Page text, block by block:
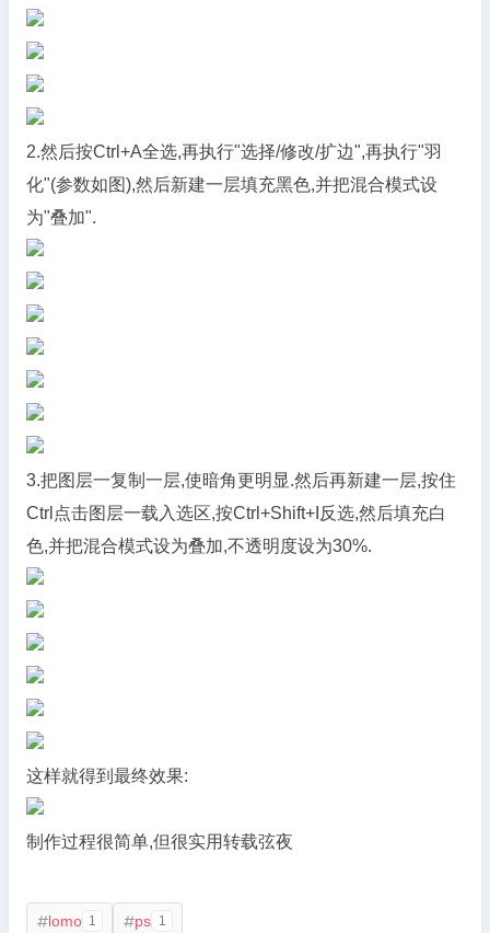
2.然后按Ctrl+A全选,再执行"选择/修改/扩边",再执行"羽
化"(参数如图),然后新建一层填充黑色,并把混合模式设
为"叠加".
3.把图层一复制一层,使暗角更明显.然后再新建一层,按住
Ctrl点击图层一载入选区,按Ctrl+Shift+I反选,然后填充白
色,并把混合模式设为叠加,不透明度设为30%.
这样就得到最终效果:
制作过程很简单,但很实用转载弦夜
lomo 1 ps 1